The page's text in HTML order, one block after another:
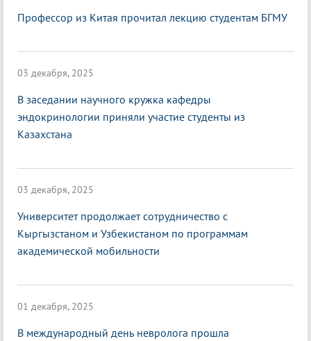
Профессор из Китая прочитал лекцию студентам БГМУ
03 декабря, 2025
В заседании научного кружка кафедры
эндокринологии приняли участие студенты из
Казахстана
03 декабря, 2025
Университет продолжает сотрудничество с
Кыргызстаном и Узбекистаном по программам
академической мобильности
01 декабря, 2025
В международный день невролога прошла